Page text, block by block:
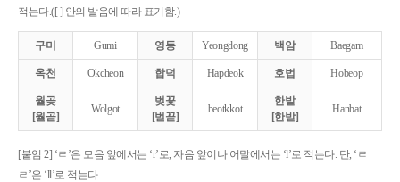
적는다.([ ] 안의 발음에 따라 표기함.)
구미 Gumi 영동 Yeongdong 백암 Baegam
옥천 Okcheon 합덕 Hapdeok 호법 Hobeop
월곶
[월곧]
Wolgot
벚꽃
[벋꼳]
beotkkot
한밭
[한받]
Hanbat
[붙임 2] ‘ㄹ’은 모음 앞에서는 ‘r’로, 자음 앞이나 어말에서는 ‘l’로 적는다. 단, ‘ㄹ
ㄹ’은 ‘ll’로 적는다.